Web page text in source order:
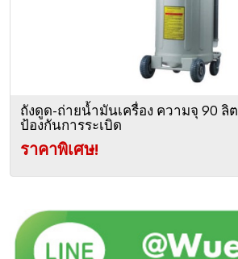
ถังดูด-ถ่ายน้ำมันเครื่อง ความจุ 90 ลิ
ป้องกันการระเบิด
ราคาพิเศษ!